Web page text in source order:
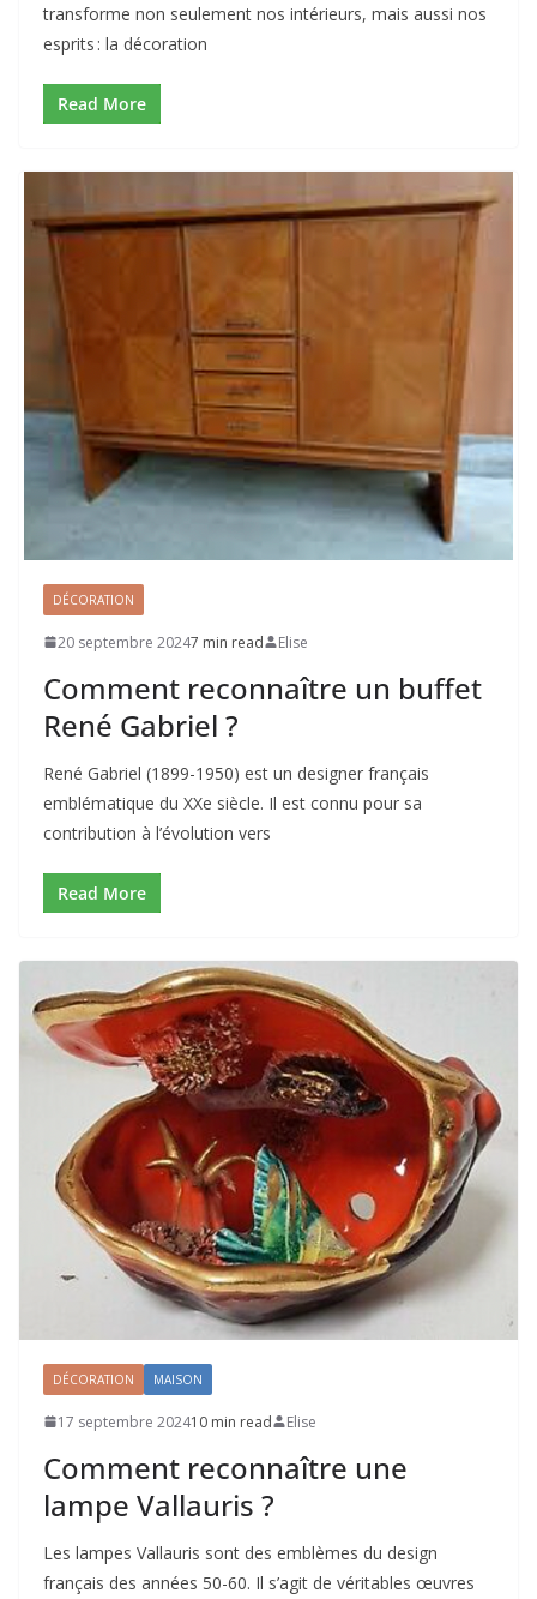
transforme non seulement nos intérieurs, mais aussi nos
esprits : la décoration
Read More
DÉCORATION
20 septembre 20247 min read Elise
Comment reconnaître un buffet
René Gabriel ?
René Gabriel (1899-1950) est un designer français
emblématique du XXe siècle. Il est connu pour sa
contribution à l’évolution vers
Read More
DÉCORATION MAISON
17 septembre 202410 min read Elise
Comment reconnaître une
lampe Vallauris ?
Les lampes Vallauris sont des emblèmes du design
français des années 50-60. Il s’agit de véritables œuvres